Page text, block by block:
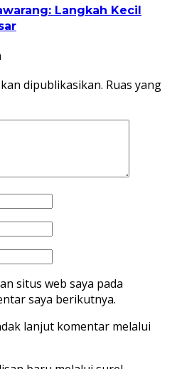
Langkah Kecil
dipublikasikan. Ruas yang
situs web saya pada
saya berikutnya.
lanjut komentar melalui